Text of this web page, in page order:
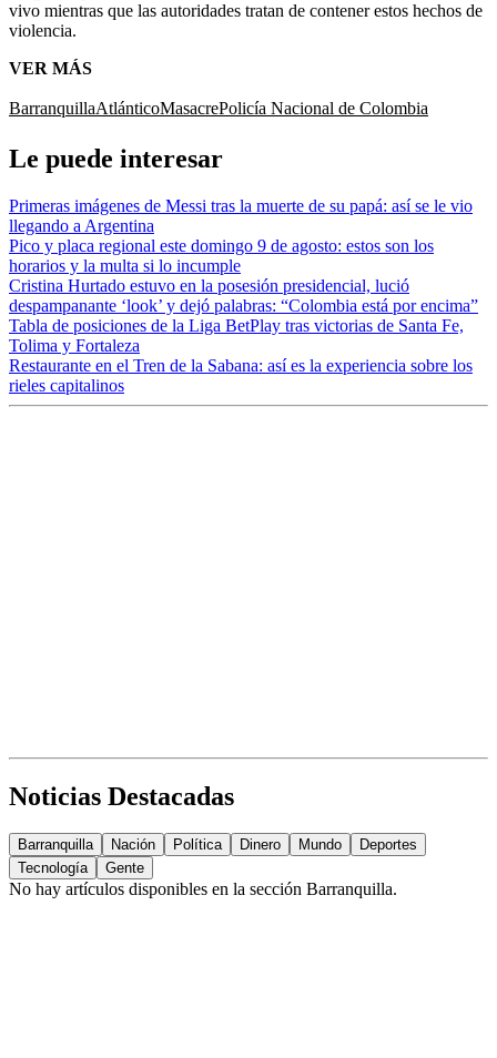
vivo mientras que las autoridades tratan de contener estos hechos de
violencia.
VER MÁS
BarranquillaAtlánticoMasacrePolicía Nacional de Colombia
Le puede interesar
Primeras imágenes de Messi tras la muerte de su papá: así se le vio
llegando a Argentina
Pico y placa regional este domingo 9 de agosto: estos son los
horarios y la multa si lo incumple
Cristina Hurtado estuvo en la posesión presidencial, lució
despampanante ‘look’ y dejó palabras: “Colombia está por encima”
Tabla de posiciones de la Liga BetPlay tras victorias de Santa Fe,
Tolima y Fortaleza
Restaurante en el Tren de la Sabana: así es la experiencia sobre los
rieles capitalinos
Noticias Destacadas
Barranquilla Nación Política Dinero Mundo
Deportes
Tecnología
Gente
No hay artículos disponibles en la sección Barranquilla.